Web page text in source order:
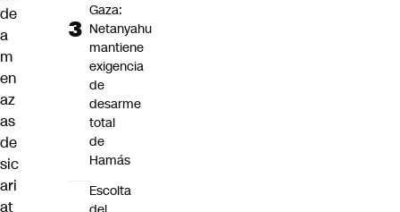
de
a
m
en
az
as
de
sic
ari
at
Gaza:
Netanyahu
mantiene
exigencia
de
desarme
total
de
Hamás
Escolta